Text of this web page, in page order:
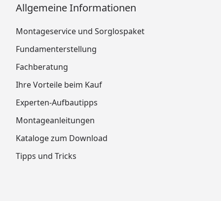
Allgemeine Informationen
Montageservice und Sorglospaket
Fundamenterstellung
Fachberatung
Ihre Vorteile beim Kauf
Experten-Aufbautipps
Montageanleitungen
Kataloge zum Download
Tipps und Tricks